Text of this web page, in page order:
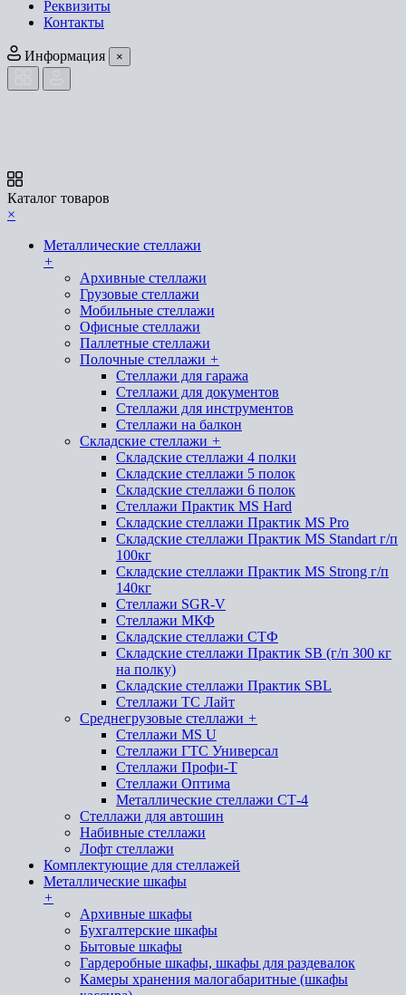
Реквизиты
Контакты
Информация ×
Каталог товаров
×
Металлические стеллажи
+
Архивные стеллажи
Грузовые стеллажи
Мобильные стеллажи
Офисные стеллажи
Паллетные стеллажи
Полочные стеллажи +
Стеллажи для гаража
Стеллажи для документов
Стеллажи для инструментов
Стеллажи на балкон
Складские стеллажи +
Складские стеллажи 4 полки
Складские стеллажи 5 полок
Складские стеллажи 6 полок
Стеллажи Практик MS Hard
Складские стеллажи Практик MS Pro
Складские стеллажи Практик MS Standart г/п
100кг
Складские стеллажи Практик MS Strong г/п
140кг
Стеллажи SGR-V
Стеллажи МКФ
Складские стеллажи СТФ
Складские стеллажи Практик SB (г/п 300 кг
на полку)
Складские стеллажи Практик SBL
Стеллажи ТС Лайт
Среднегрузовые стеллажи +
Стеллажи MS U
Стеллажи ГТС Универсал
Стеллажи Профи-Т
Стеллажи Оптима
Металлические стеллажи СТ-4
Стеллажи для автошин
Набивные стеллажи
Лофт стеллажи
Комплектующие для стеллажей
Металлические шкафы
+
Архивные шкафы
Бухгалтерские шкафы
Бытовые шкафы
Гардеробные шкафы, шкафы для раздевалок
Камеры хранения малогабаритные (шкафы